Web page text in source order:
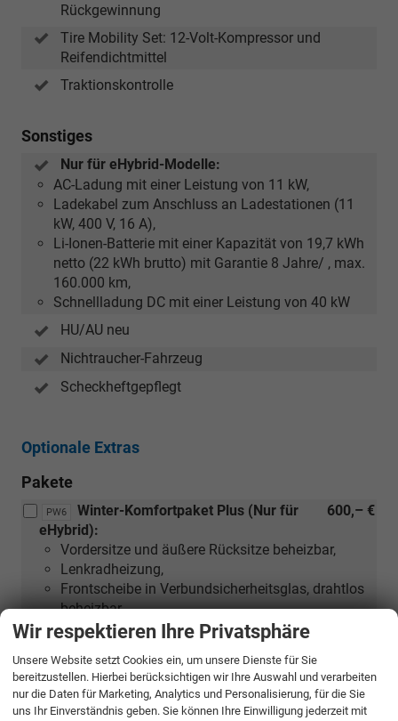
Rückgewinnung
Tire Mobility Set: 12-Volt-Kompressor und
Reifendichtmittel
Traktionskontrolle
Sonstiges
Nur für eHybrid-Modelle:
AC-Ladung mit einer Leistung von 11 kW,
Ladekabel zum Anschluss an Ladestationen (11
kW, 400 V, 16 A),
Li-Ionen-Batterie mit einer Kapazität von 19,7 kWh
netto (22 kWh brutto) mit Garantie 8 Jahre/ , max.
160.000 km,
Schnellladung DC mit einer Leistung von 40 kW
HU/AU neu
Nichtraucher-Fahrzeug
Scheckheftgepflegt
Optionale Extras
Pakete
PW6 600,– €
Winter-Komfortpaket Plus (Nur für
eHybrid):
Vordersitze und äußere Rücksitze beheizbar,
Lenkradheizung,
Frontscheibe in Verbundsicherheitsglas, drahtlos
beheizbar
PW5 1.670,– €
Winterpaket "Premium" (Nicht für
eHybrid):
Standheizung und -lüftung mit
Wir respektieren Ihre Privatsphäre
Unsere Website setzt Cookies ein, um unsere Dienste für Sie
bereitzustellen. Hierbei berücksichtigen wir Ihre Auswahl und verarbeiten
nur die Daten für Marketing, Analytics und Personalisierung, für die Sie
uns Ihr Einverständnis geben. Sie können Ihre Einwilligung jederzeit mit